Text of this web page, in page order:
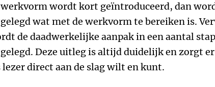
werkvorm wordt kort geïntroduceerd, dan
wat met de werkvorm te bereiken is.
de daadwerkelijke aanpak in een aantal
Deze uitleg is altijd duidelijk en zorgt
lezer direct aan de slag wilt en kunt.